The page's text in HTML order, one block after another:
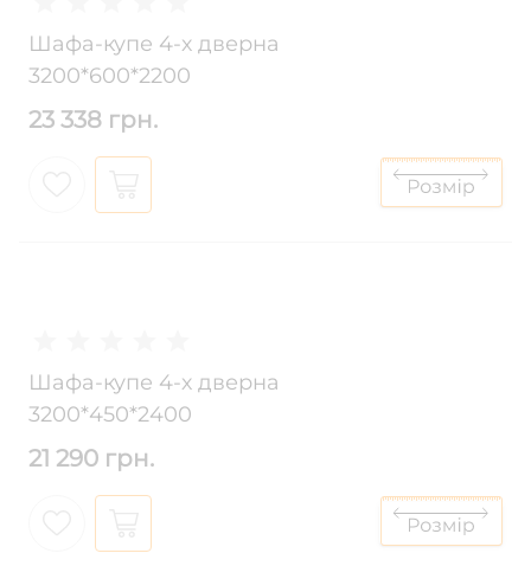
Шафа-купе 4-х дверна
3200*600*2200
23 338 грн.
Шафа-купе 4-х дверна
3200*450*2400
21 290 грн.